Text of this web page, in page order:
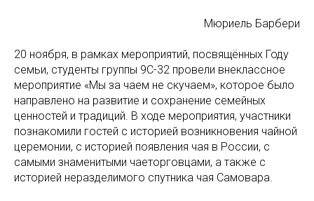
Мюриель Барбери
20 ноября, в рамках мероприятий, посвящённых Году
семьи, студенты группы 9С-32 провели внеклассное
мероприятие «Мы за чаем не скучаем», которое было
направлено на развитие и сохранение семейных
ценностей и традиций. В ходе мероприятия, участники
познакомили гостей с историей возникновения чайной
церемонии, с историей появления чая в России, с
самыми знаменитыми чаеторговцами, а также с
историей неразделимого спутника чая Самовара.